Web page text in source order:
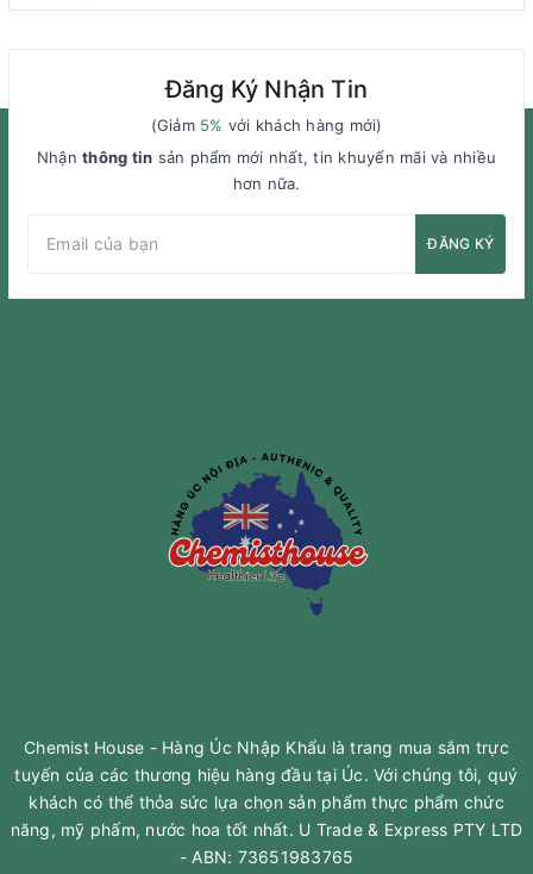
Đăng Ký Nhận Tin
(Giảm 5% với khách hàng mới)
Nhậnthông tin sản phẩm mới nhất, tin khuyến mãi và nhiều
hơn nữa.
ĐĂNG KÝ
Chemist House - Hàng Úc Nhập Khẩu là trang mua sắm trực
tuyến của các thương hiệu hàng đầu tại Úc. Với chúng tôi, quý
khách có thể thỏa sức lựa chọn sản phẩm thực phẩm chức
năng, mỹ phấm, nước hoa tốt nhất. U Trade & Express PTY LTD
- ABN: 73651983765